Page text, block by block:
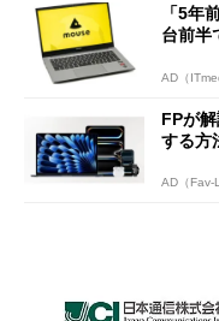
「5年
台前半
AD（
FPが
する方
AD（Fav-